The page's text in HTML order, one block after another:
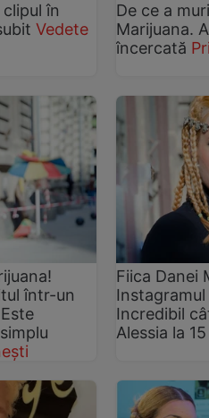
în
Vedete
De ce a
Marijuana.
încercată
într-un
Fiica Danei
Incredibil
Alessia la